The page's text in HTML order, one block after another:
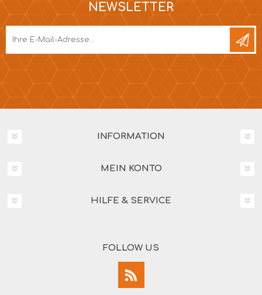
NEWSLETTER
INFORMATION
MEIN KONTO
HILFE & SERVICE
FOLLOW US